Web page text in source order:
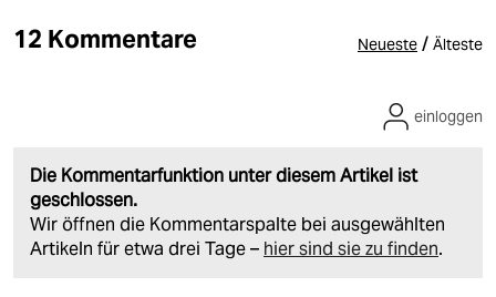
12 Kommentare Neueste / Älteste
Die Kommentarfunktion unter diesem Artikel ist
geschlossen.
Wir öffnen die Kommentarspalte bei ausgewählten
Artikeln für etwa drei Tage – hier sind sie zu finden.
einloggen